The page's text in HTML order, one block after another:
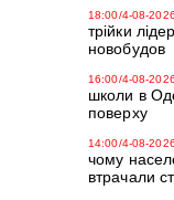
18:00/4-08-2026
трійки
новобудов
16:00/4-08-2026
школи в
поверху
14:00/4-08-2026
чому
втрачали